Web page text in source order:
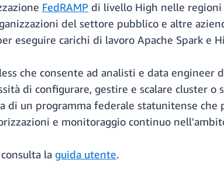
FedRAMP di livello High nelle regioni
del settore pubblico e altre
eseguire carichi di lavoro Apache Spark e
che consente ad analisti e data
di configurare, gestire e scalare cluster o
di un programma federale statunitense che
e monitoraggio continuo
la guida utente.